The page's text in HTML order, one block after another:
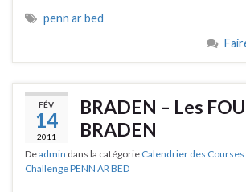
penn ar bed
FÉV
14
2011
BRADEN – Les
BRADEN
Deadmin dans la catégorie Calendrier des
Challenge PENN AR BED